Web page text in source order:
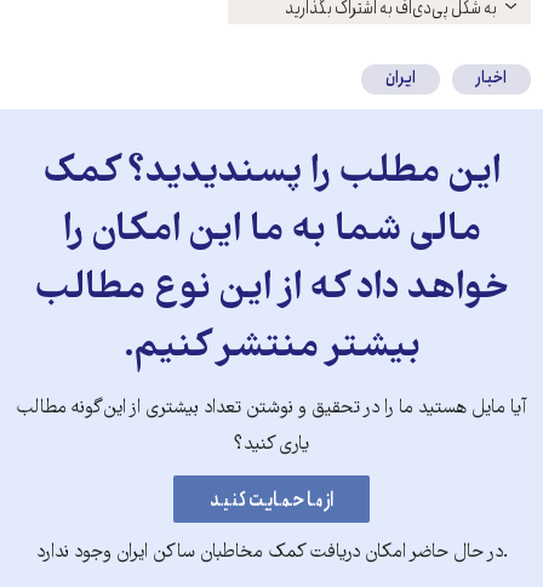
باز
کنید
به شکل پی‌دی‌اف به اشتراک بگذارید
اخبار ایران
این مطلب را پسندیدید؟ کمک
مالی شما به ما این امکان را
خواهد داد که از این نوع مطالب
بیشتر منتشر کنیم.
آیا مایل هستید ما را در تحقیق و نوشتن تعداد بیشتری از این‌گونه مطالب
یاری کنید؟
.در حال حاضر امکان دریافت کمک مخاطبان ساکن ایران وجود ندارد